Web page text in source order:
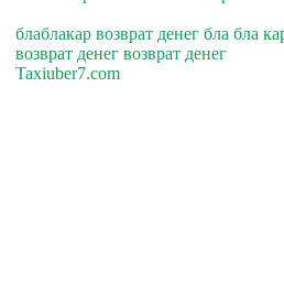
блаблакар возврат денег бла бла
возврат денег возврат денег
Taxiuber7.com